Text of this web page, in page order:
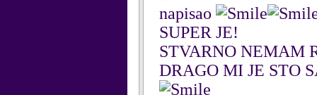
napisao
SUPER JE!
STVARNO NEMAM
DRAGO MI JE STO